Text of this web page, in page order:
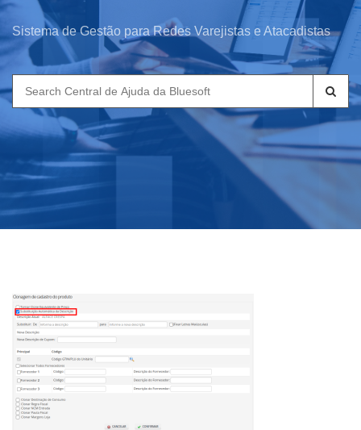
Sistema de Gestão para Redes Varejistas e Atacadistas
Search
for: